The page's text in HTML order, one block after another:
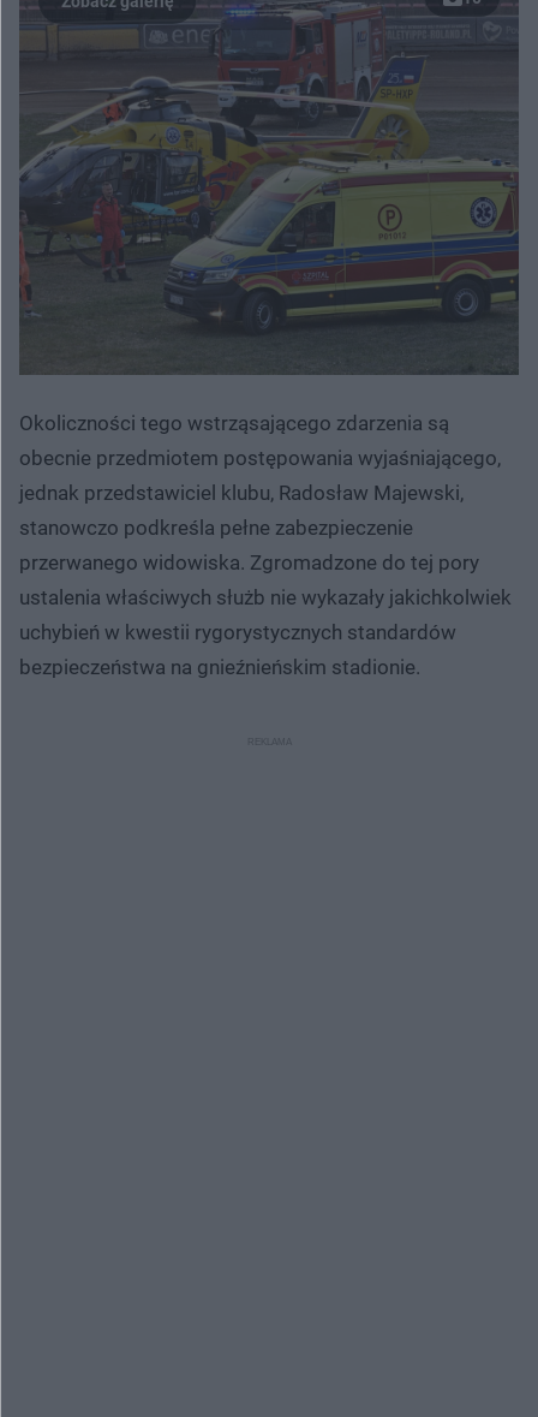
Okoliczności tego wstrząsającego zdarzenia są
obecnie przedmiotem postępowania wyjaśniającego,
jednak przedstawiciel klubu, Radosław Majewski,
stanowczo podkreśla pełne zabezpieczenie
przerwanego widowiska. Zgromadzone do tej pory
ustalenia właściwych służb nie wykazały jakichkolwiek
uchybień w kwestii rygorystycznych standardów
bezpieczeństwa na gnieźnieńskim stadionie.